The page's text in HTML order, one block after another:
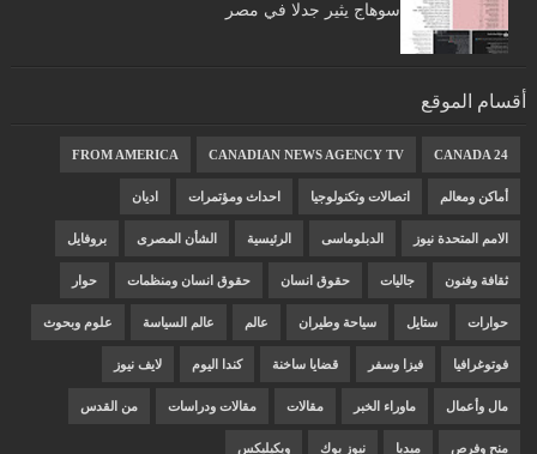
سوهاج يثير جدلا في مصر
أقسام الموقع
CANADA 24
CANADIAN NEWS AGENCY TV
FROM AMERICA
أماكن ومعالم اتصالات وتكنولوجيا احداث ومؤتمرات اديان
الامم المتحدة نيوز الدبلوماسى الرئيسية الشأن المصرى بروفايل
ثقافة وفنون جاليات حقوق انسان حقوق انسان ومنظمات حوار
حوارات ستايل سياحة وطيران عالم عالم السياسة علوم وبحوث
فوتوغرافيا فيزا وسفر قضايا ساخنة كندا اليوم لايف نيوز
مال وأعمال ماوراء الخبر مقالات مقالات ودراسات من القدس
منح وفرص ميديا نيوز بوك ويكيليكس